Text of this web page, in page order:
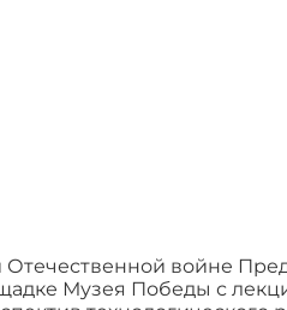
войне
Музея Победы с